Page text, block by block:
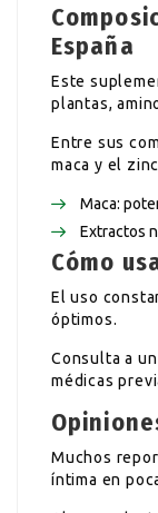
España
Este
plantas,
Entre sus
maca y el
Maca:
Extractos
Cómo
El uso
óptimos.
Consulta a
médicas
Muchos
íntima en